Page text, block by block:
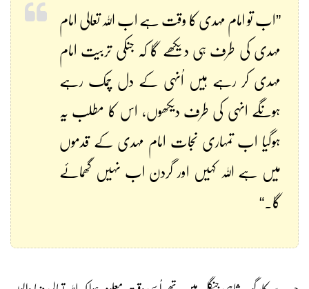
”اب تو امام مہدی کا وقت ہے اب اللہ تعالی امام
مہدی کی طرف ہی دیکھے گا کہ جنکی تربیت امام
مہدی کر رہے ہیں اُنہی کے دل چمک رہے
ہونگے انہی کی طرف دیکھوں، اس کا مطلب یہ
ہوگیا اب تمہاری نجات امام مہدی کے قدموں
میں ہے اللہ کہیں اور گردن اب نہیں گھمائے
گا۔“